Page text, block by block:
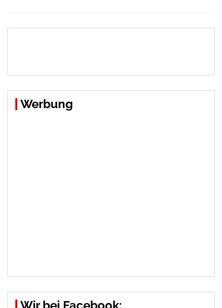
Werbung